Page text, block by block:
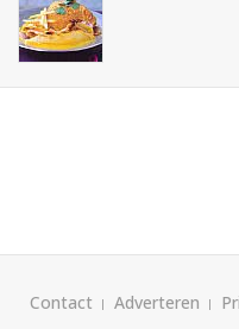
Contact Adverteren